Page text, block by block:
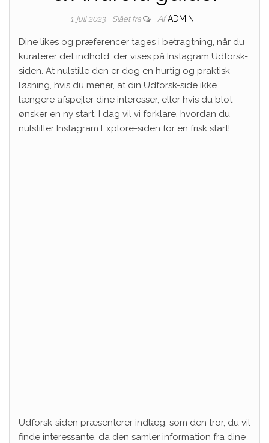
1. juli 2023 Slået fra Af ADMIN
Dine likes og præferencer tages i betragtning, når du
kuraterer det indhold, der vises på Instagram Udforsk-
siden. At nulstille den er dog en hurtig og praktisk
løsning, hvis du mener, at din Udforsk-side ikke
længere afspejler dine interesser, eller hvis du blot
ønsker en ny start. I dag vil vi forklare, hvordan du
nulstiller Instagram Explore-siden for en frisk start!
Udforsk-siden præsenterer indlæg, som den tror, ​​du vil
finde interessante, da den samler information fra dine